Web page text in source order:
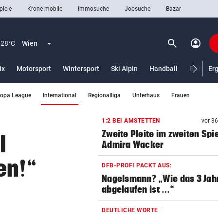
Krone mobile Immosuche Jobsuche Bazar
28°C Wien Menü aufklappen search Suchen
account_circle
Motorsport Wintersport Ski Alpin Handball
League International Regionalliga Unterhaus Frauen
1:2 BEI AMSTETTEN vor
Zweite Pleite im zweiten
Admira Wacker
DFB-PROFI PACKT AUS:
Nagelsmann? „Wie das 3
abgelaufen ist …“
DEUTLICHE WORTE